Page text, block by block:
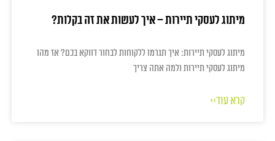
מיתוג לעסקי תיירות – איך לעשות את זה בקלות?
מיתוג לעסקי תיירות: איך תגרמו ללקוחות לבחור דווקא בכם? אז מהו
מיתוג לעסקי תיירות ולמה אתה צריך
קרא עוד>>